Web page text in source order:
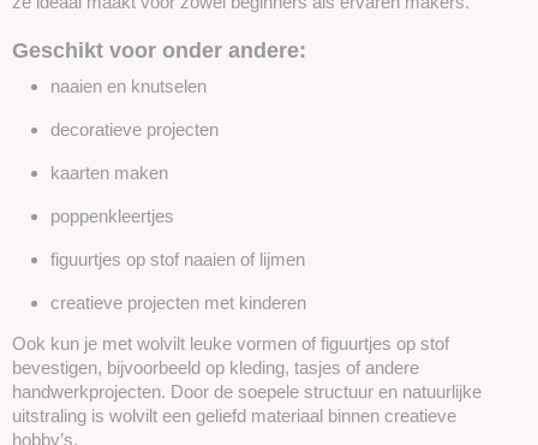
Geschikt voor onder andere:
naaien en knutselen
decoratieve projecten
kaarten maken
poppenkleertjes
figuurtjes op stof naaien of lijmen
creatieve projecten met kinderen
Ook kun je met wolvilt leuke vormen of figuurtjes op stof
bevestigen, bijvoorbeeld op kleding, tasjes of andere
handwerkprojecten. Door de soepele structuur en natuurlijke
uitstraling is wolvilt een geliefd materiaal binnen creatieve
hobby’s.